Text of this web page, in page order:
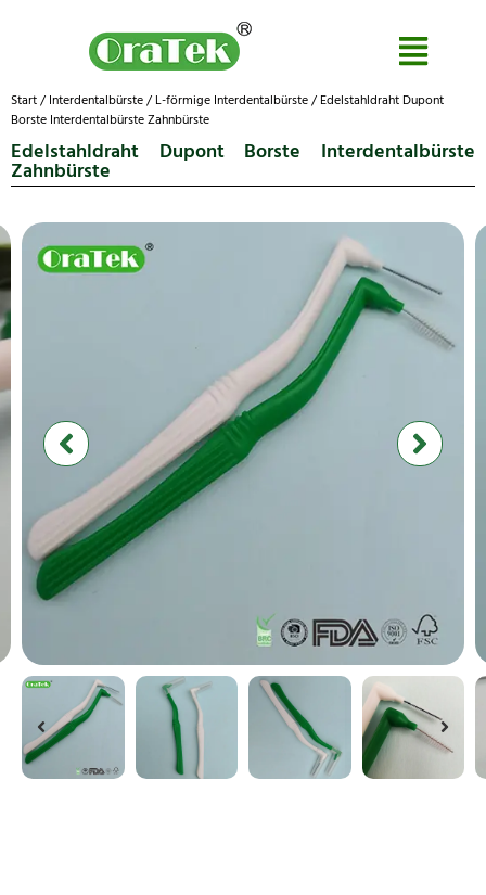
Start/ Interdentalbürste/ L-förmige Interdentalbürste/ Edelstahldraht Dupont
Borste Interdentalbürste Zahnbürste
Edelstahldraht Dupont Borste Interdentalbürste
Zahnbürste